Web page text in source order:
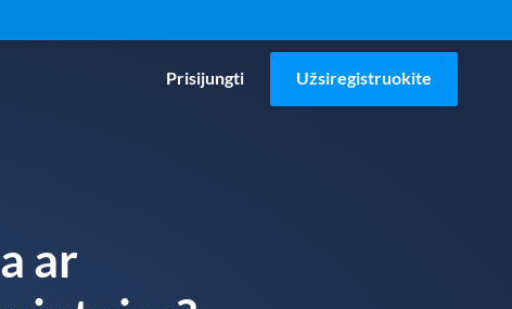
Prisijungti Užsiregistruokite
ar